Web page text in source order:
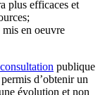
plus efficaces et
en oeuvre
consultation publique
d’obtenir un
évolution et non